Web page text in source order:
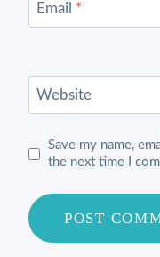
Email *
Website
Save my name,
the next time I